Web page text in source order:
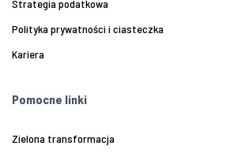
Strategia podatkowa
Polityka prywatności i ciasteczka
Kariera
Pomocne linki
Zielona transformacja